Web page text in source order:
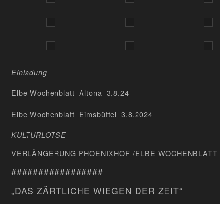
Einladung
Elbe Wochenblatt_Altona_3.8.24
Elbe Wochenblatt_Eimsbüttel_3.8.2024
KULTURLOTSE
VERLÄNGERUNG PHOENIXHOF /ELBE
#################
„DAS ZÄRTLICHE WIEGEN DER ZEIT“